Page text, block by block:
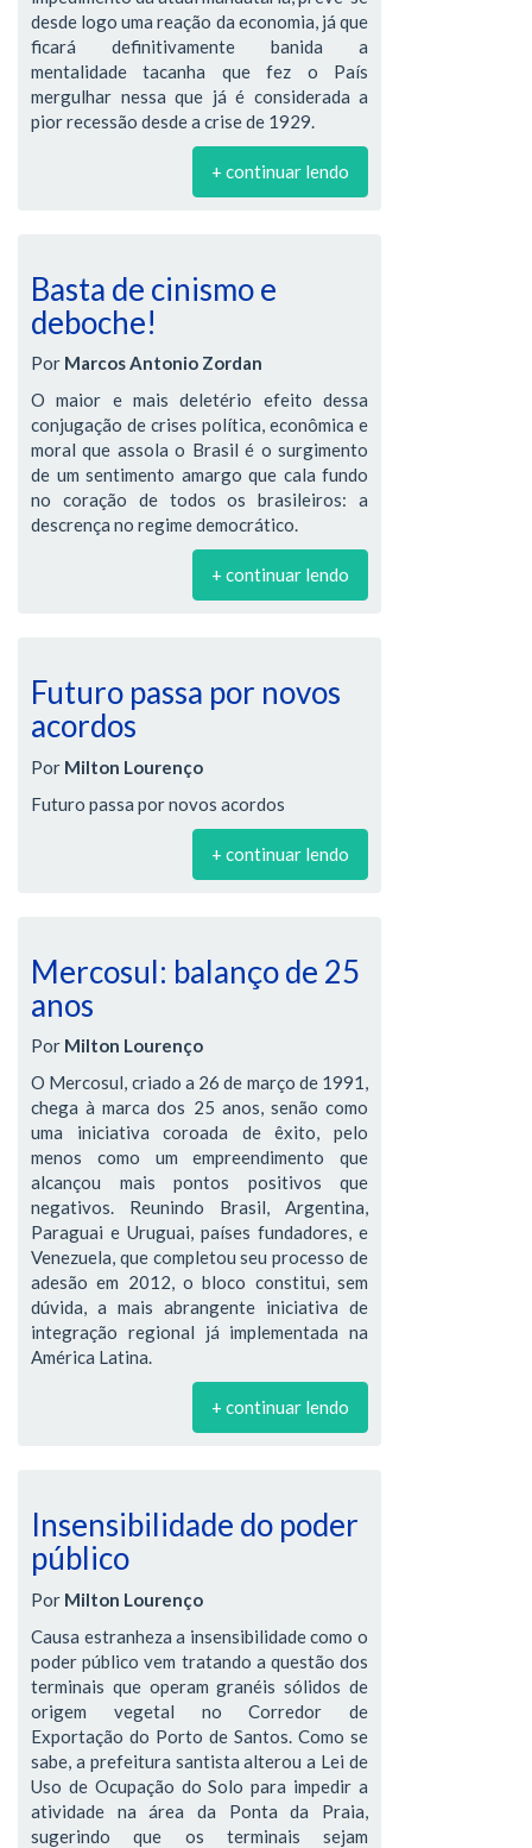
desde logo uma reação da economia, já que
ficará definitivamente banida a
mentalidade tacanha que fez o País
mergulhar nessa que já é considerada a
pior recessão desde a crise de 1929.
+ continuar lendo
Basta de cinismo e
deboche!
Por Marcos Antonio Zordan
O maior e mais deletério efeito dessa
conjugação de crises política, econômica e
moral que assola o Brasil é o surgimento
de um sentimento amargo que cala fundo
no coração de todos os brasileiros: a
descrença no regime democrático.
+ continuar lendo
Futuro passa por novos
acordos
Por Milton Lourenço
Futuro passa por novos acordos
+ continuar lendo
Mercosul: balanço de 25
anos
Por Milton Lourenço
O Mercosul, criado a 26 de março de 1991,
chega à marca dos 25 anos, senão como
uma iniciativa coroada de êxito, pelo
menos como um empreendimento que
alcançou mais pontos positivos que
negativos. Reunindo Brasil, Argentina,
Paraguai e Uruguai, países fundadores, e
Venezuela, que completou seu processo de
adesão em 2012, o bloco constitui, sem
dúvida, a mais abrangente iniciativa de
integração regional já implementada na
América Latina.
+ continuar lendo
Insensibilidade do poder
público
Por Milton Lourenço
Causa estranheza a insensibilidade como o
poder público vem tratando a questão dos
terminais que operam granéis sólidos de
origem vegetal no Corredor de
Exportação do Porto de Santos. Como se
sabe, a prefeitura santista alterou a Lei de
Uso de Ocupação do Solo para impedir a
atividade na área da Ponta da Praia,
sugerindo que os terminais sejam